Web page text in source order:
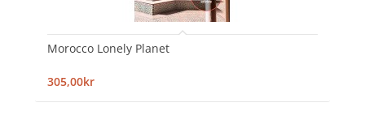
Morocco Lonely Planet
305,00kr